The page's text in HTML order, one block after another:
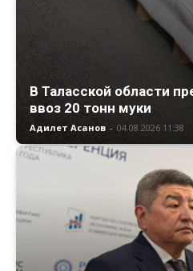
В Таласской области
ввоз 20 тонн муки
Адилет Асанов - 04.08.2026 11:38